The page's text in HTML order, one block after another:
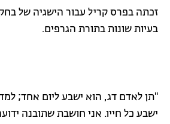
זכתה בפרס קריל עבור הישגיה של
בעיות שונות בתורת הגרפים.
"תן לאדם דג, הוא ישבע ליום אחד; למד
ישבע כל חייו. אני חושבת שתובנה